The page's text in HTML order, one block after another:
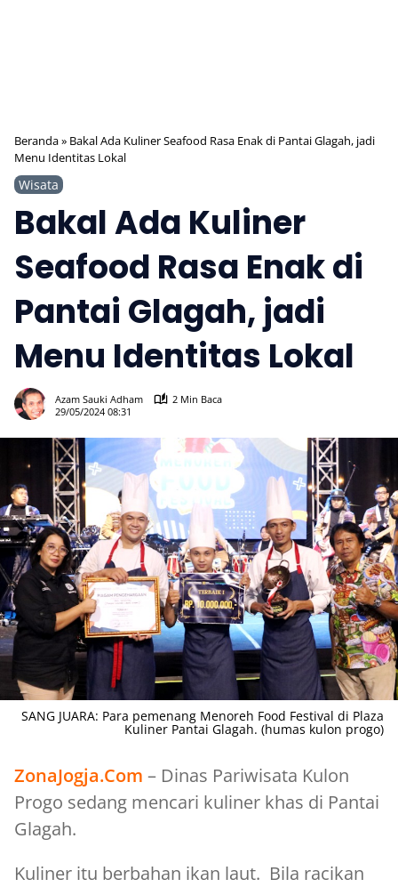
Beranda» Bakal Ada Kuliner Seafood Rasa Enak di Pantai Glagah, jadi
Menu Identitas Lokal
Wisata
Bakal Ada Kuliner
Seafood Rasa Enak di
Pantai Glagah, jadi
Menu Identitas Lokal
Azam Sauki Adham
2 Min Baca
29/05/2024 08:31
SANG JUARA: Para pemenang Menoreh Food Festival di Plaza
Kuliner Pantai Glagah. (humas kulon progo)
ZonaJogja.Com – Dinas Pariwisata Kulon
Progo sedang mencari kuliner khas di Pantai
Glagah.
Kuliner itu berbahan ikan laut. Bila racikan